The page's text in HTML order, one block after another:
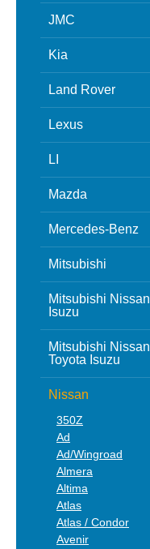
JMC
Kia
Land Rover
Lexus
LI
Mazda
Mercedes-Benz
Mitsubishi
Mitsubishi Nissan
Isuzu
Mitsubishi Nissan
Toyota Isuzu
Nissan
350Z
Ad
Ad/Wingroad
Almera
Altima
Atlas
Atlas / Condor
Avenir